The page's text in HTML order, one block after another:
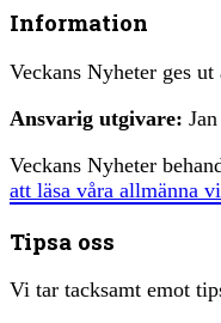
Information
Veckans Nyheter ges
Ansvarig utgivare:
Veckans Nyheter
att läsa våra allmänna
Tipsa oss
Vi tar tacksamt emot